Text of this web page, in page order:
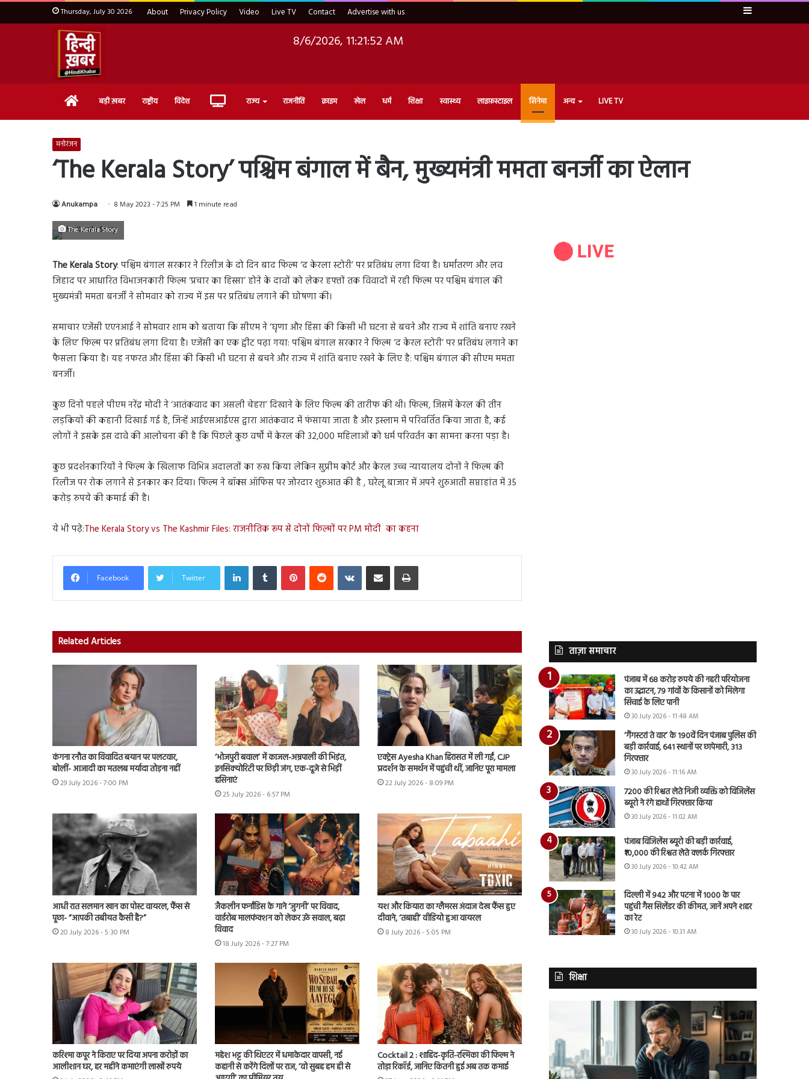
Thursday, July 30 2026 About Privacy Policy Video Live TV Contact Advertise with us Sidebar
8/6/2026, 11:21:53 AM
Home बड़ी ख़बर राष्ट्रीय विदेश Live राज्य राजनीति क्राइम खेल धर्म शिक्षा स्वास्थ्य लाइफ़स्टाइल सिनेमा अन्य LIVE TV
मनोरंजन
‘The Kerala Story’ पश्चिम बंगाल में बैन, मुख्यमंत्री ममता बनर्जी का ऐलान
Anukampa 8 May 2023 - 7:25 PM 1 minute read
The Kerala Story
The Kerala Story: पश्चिम बंगाल सरकार ने रिलीज के दो दिन बाद फिल्म ‘द केरला स्टोरी’ पर प्रतिबंध लगा दिया है। धर्मांतरण और लव
जिहाद पर आधारित विभाजनकारी फिल्म ‘प्रचार का हिस्सा’ होने के दावों को लेकर हफ्तों तक विवादों में रही फिल्म पर पश्चिम बंगाल की
मुख्यमंत्री ममता बनर्जी ने सोमवार को राज्य में इस पर प्रतिबंध लगाने की घोषणा की।
समाचार एजेंसी एएनआई ने सोमवार शाम को बताया कि सीएम ने ‘घृणा और हिंसा की किसी भी घटना से बचने और राज्य में शांति बनाए रखने
के लिए’ फिल्म पर प्रतिबंध लगा दिया है। एजेंसी का एक ट्वीट पढ़ा गया: पश्चिम बंगाल सरकार ने फिल्म ‘द केरल स्टोरी’ पर प्रतिबंध लगाने का
फैसला किया है। यह नफरत और हिंसा की किसी भी घटना से बचने और राज्य में शांति बनाए रखने के लिए है: पश्चिम बंगाल की सीएम ममता
बनर्जी।
कुछ दिनों पहले पीएम नरेंद्र मोदी ने ‘आतंकवाद का असली चेहरा’ दिखाने के लिए फिल्म की तारीफ की थी। फिल्म, जिसमें केरल की तीन
लड़कियों की कहानी दिखाई गई है, जिन्हें आईएसआईएस द्वारा आतंकवाद में फंसाया जाता है और इस्लाम में परिवर्तित किया जाता है, कई
लोगों ने इसके इस दावे की आलोचना की है कि पिछले कुछ वर्षों में केरल की 32,000 महिलाओं को धर्म परिवर्तन का सामना करना पड़ा है।
कुछ प्रदर्शनकारियों ने फिल्म के खिलाफ विभिन्न अदालतों का रुख किया लेकिन सुप्रीम कोर्ट और केरल उच्च न्यायालय दोनों ने फिल्म की
रिलीज पर रोक लगाने से इनकार कर दिया। फिल्म ने बॉक्स ऑफिस पर जोरदार शुरुआत की है , घरेलू बाजार में अपने शुरुआती सप्ताहांत में 35
करोड़ रुपये की कमाई की है।
ये भी पढ़े:The Kerala Story vs The Kashmir Files: राजनीतिक रूप से दोनों फिल्मों पर PM मोदी का कहना
Facebook Twitter
LinkedInTumblr PinterestReddit VKontakteShare via Email Print
Related Articles
कंगना रनौत का विवादित बयान पर पलटवार,
बोलीं- आजादी का मतलब मर्यादा तोड़ना नहीं
29 July 2026 - 7:00 PM
‘भोजपुरी बवाल’ में काजल-अम्रपाली की भिड़ंत,
इनसिक्योरिटी पर छिड़ी जंग, एक-दूजे से भिड़ीं
हसिनाएं
25 July 2026 - 6:57 PM
एक्ट्रेस Ayesha Khan हिरासत में ली गईं, CJP
प्रदर्शन के समर्थन में पहुंची थीं, जानिए पूरा मामला
22 July 2026 - 8:09 PM
आधी रात सलमान खान का पोस्ट वायरल, फैंस से
पूछा- “आपकी तबीयत कैसी है?”
20 July 2026 - 5:30 PM
जैकलीन फर्नांडिस के गाने ‘जुगनी’ पर विवाद,
वार्डरोब मालफंक्शन को लेकर उठे सवाल, बढ़ा
विवाद
18 July 2026 - 7:27 PM
यश और कियारा का ग्लैमरस अंदाज देख फैंस हुए
दीवाने, ‘तबाही’ वीडियो हुआ वायरल
8 July 2026 - 5:05 PM
करिश्मा कपूर ने किराए पर दिया अपना करोड़ों का
आलीशान घर, हर महीने कमाएंगी लाखों रुपये
महेश भट्ट की थिएटर में धमाकेदार वापसी, नई
कहानी से करेंगे दिलों पर राज, ‘वो सुबह हम ही से
Cocktail 2 : शाहिद-कृति-रश्मिका की फिल्म ने
तोड़ा रिकॉर्ड, जानिए कितनी हुई अब तक कमाई
ताज़ा समाचार
पंजाब में 68 करोड़ रुपये की नहरी परियोजना
का उद्घाटन, 79 गांवों के किसानों को मिलेगा
सिंचाई के लिए पानी
30 July 2026 - 11:48 AM
‘गैंगस्टरां ते वार’ के 190वें दिन पंजाब पुलिस की
बड़ी कार्रवाई, 641 स्थानों पर छापेमारी, 313
गिरफ्तार
30 July 2026 - 11:16 AM
7200 की रिश्वत लेते निजी व्यक्ति को विजिलेंस
ब्यूरो ने रंगे हाथों गिरफ्तार किया
30 July 2026 - 11:02 AM
पंजाब विजिलेंस ब्यूरो की बड़ी कार्रवाई,
₹10,000 की रिश्वत लेते क्लर्क गिरफ्तार
30 July 2026 - 10:42 AM
दिल्ली में 942 और पटना में 1000 के पार
पहुंची गैस सिलेंडर की कीमत, जानें अपने शहर
का रेट
30 July 2026 - 10:31 AM
शिक्षा